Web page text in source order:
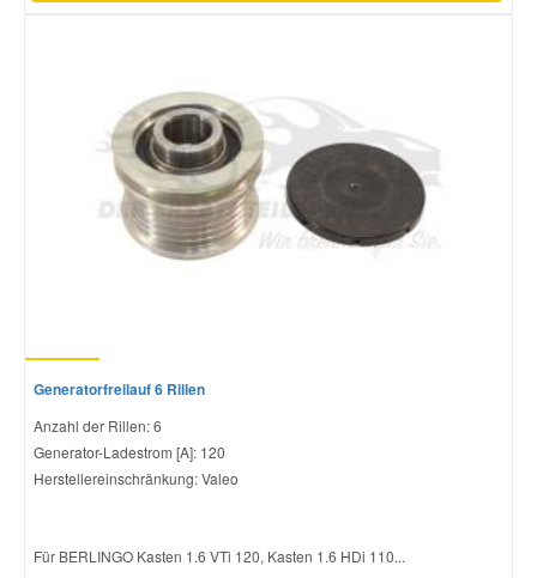
Generatorfreilauf 6 Rillen
Anzahl der Rillen: 6
Generator-Ladestrom [A]: 120
Herstellereinschränkung: Valeo
Für BERLINGO Kasten 1.6 VTi 120, Kasten 1.6 HDi 110...